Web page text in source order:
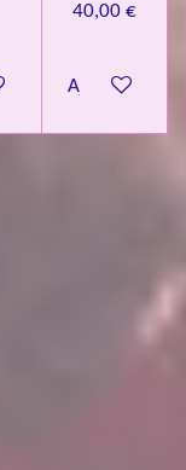
panier
40,00 €
Ajouter au